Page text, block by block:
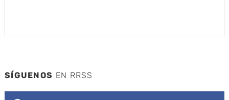
SÍGUENOS EN RRSS